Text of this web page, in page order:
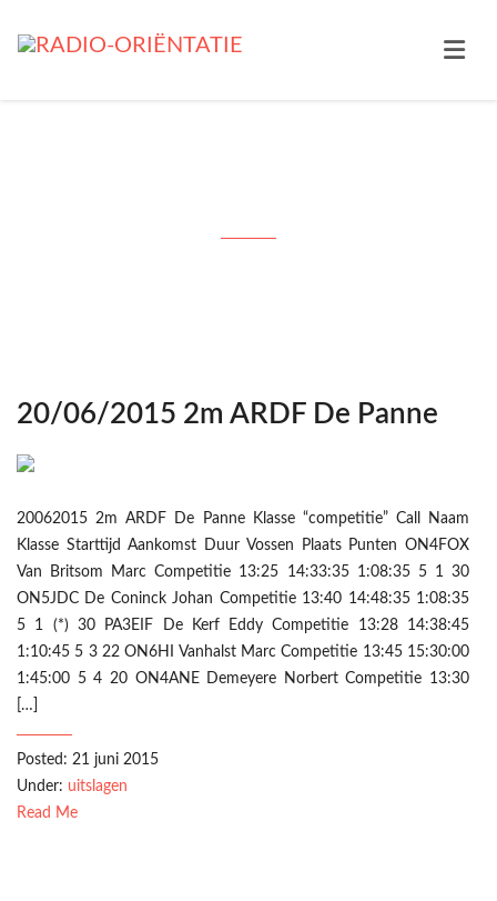
20/06/2015 2m ARDF De Panne
20062015 2m ARDF De Panne Klasse “competitie” Call Naam
Klasse Starttijd Aankomst Duur Vossen Plaats Punten ON4FOX
Van Britsom Marc Competitie 13:25 14:33:35 1:08:35 5 1 30
ON5JDC De Coninck Johan Competitie 13:40 14:48:35 1:08:35
5 1 (*) 30 PA3EIF De Kerf Eddy Competitie 13:28 14:38:45
1:10:45 5 3 22 ON6HI Vanhalst Marc Competitie 13:45 15:30:00
1:45:00 5 4 20 ON4ANE Demeyere Norbert Competitie 13:30
[…]
Posted: 21 juni 2015
Under: uitslagen
Read Me